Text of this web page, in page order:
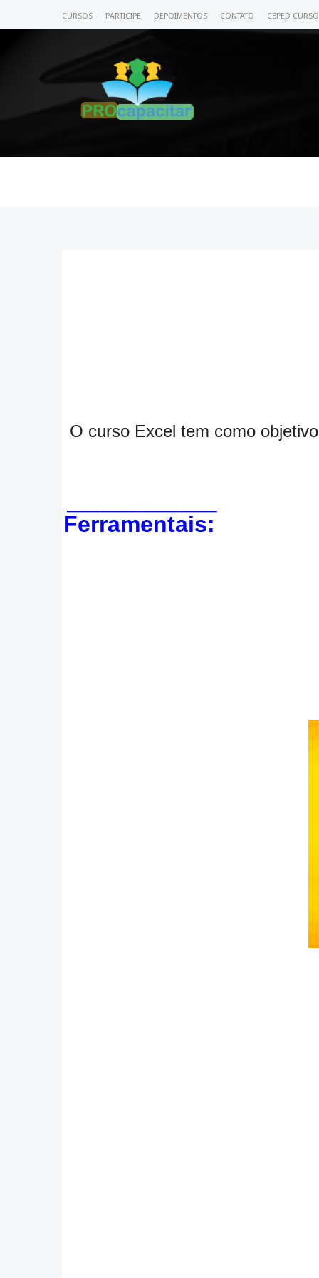
CURSOS PARTICIPE DEPOIMENTOS CONTATO CEPED
O curso Excel tem como
Ferramentais: